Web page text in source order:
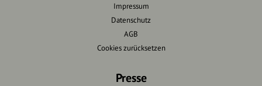
Impressum
Datenschutz
AGB
Cookies zurücksetzen
Presse